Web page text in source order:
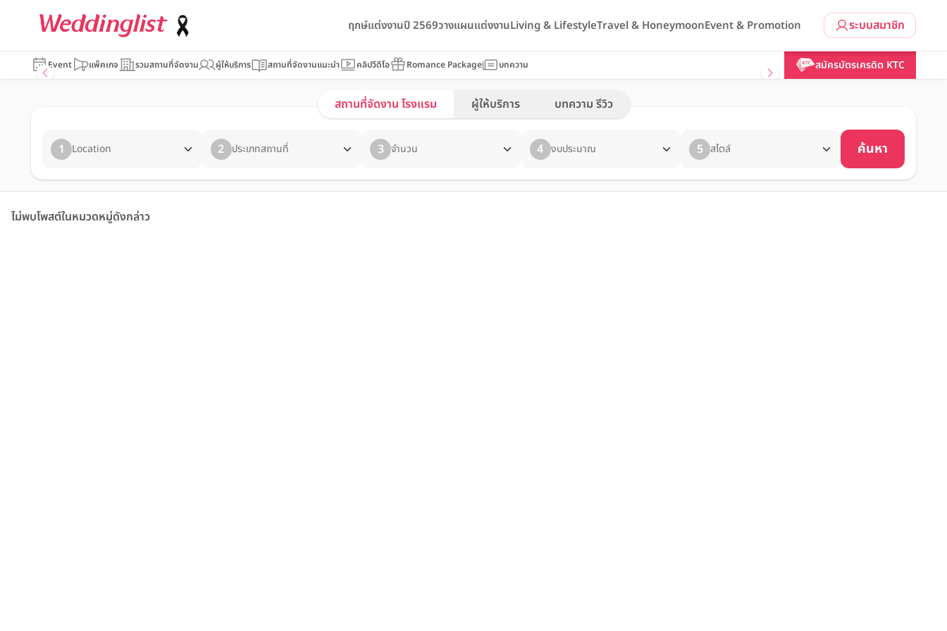
ระบบสมาชิก
ฤกษ์แต่งงานปี 2569วางแผนแต่งงานLiving & LifestyleTravel & HoneymoonEvent & Promotion
Event แพ็คเกจ รวมสถานที่จัดงาน ผู้ให้บริการ สถานที่จัดงานแนะนำ คลิปวีดีโอ Romance Package บทความ สมัครบัตรเครดิต KTC
สถานที่จัดงาน โรงแรม ผู้ให้บริการ บทความ รีวิว
1 Location 2 ประเภทสถานที่ 3 จำนวน 4 งบประมาณ 5 สไตล์ ค้นหา
ไม่พบโพสต์ในหมวดหมู่ดังกล่าว